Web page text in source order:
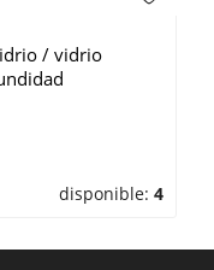
/ vidrio
disponible: 4